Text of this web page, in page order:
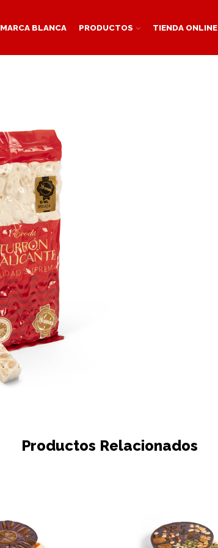
MARCA BLANCA PRODUCTOS TIENDA ONLINE
Productos Relacionados